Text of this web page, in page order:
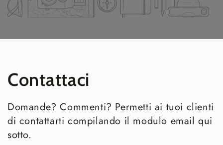
Contattaci
Domande? Commenti? Permetti ai tuoi clienti
di contattarti compilando il modulo email qui
sotto.